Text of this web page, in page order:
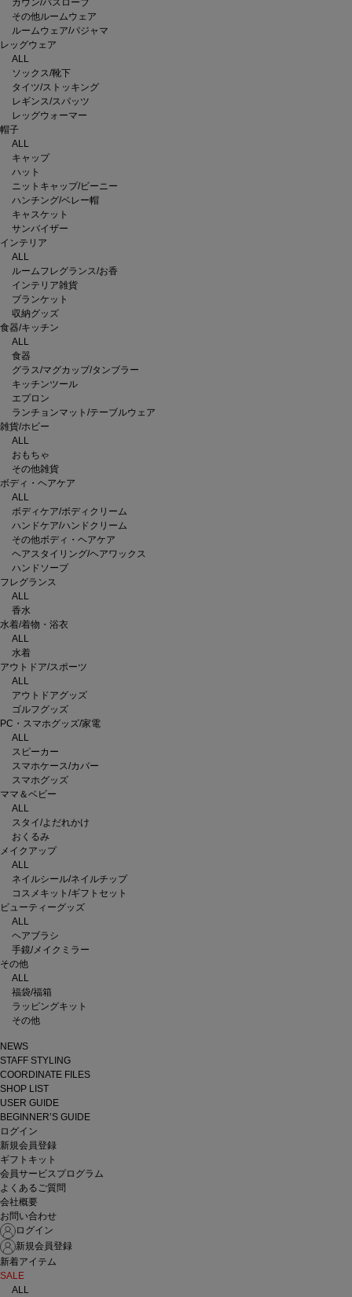
ガウン/バスローブ
その他ルームウェア
ルームウェア/パジャマ
レッグウェア
ALL
ソックス/靴下
タイツ/ストッキング
レギンス/スパッツ
レッグウォーマー
帽子
ALL
キャップ
ハット
ニットキャップ/ビーニー
ハンチング/ベレー帽
キャスケット
サンバイザー
インテリア
ALL
ルームフレグランス/お香
インテリア雑貨
ブランケット
収納グッズ
食器/キッチン
ALL
食器
グラス/マグカップ/タンブラー
キッチンツール
エプロン
ランチョンマット/テーブルウェア
雑貨/ホビー
ALL
おもちゃ
その他雑貨
ボディ・ヘアケア
ALL
ボディケア/ボディクリーム
ハンドケア/ハンドクリーム
その他ボディ・ヘアケア
ヘアスタイリング/ヘアワックス
ハンドソープ
フレグランス
ALL
香水
水着/着物・浴衣
ALL
水着
アウトドア/スポーツ
ALL
アウトドアグッズ
ゴルフグッズ
PC・スマホグッズ/家電
ALL
スピーカー
スマホケース/カバー
スマホグッズ
ママ＆ベビー
ALL
スタイ/よだれかけ
おくるみ
メイクアップ
ALL
ネイルシール/ネイルチップ
コスメキット/ギフトセット
ビューティーグッズ
ALL
ヘアブラシ
手鏡/メイクミラー
その他
ALL
福袋/福箱
ラッピングキット
その他
NEWS
STAFF STYLING
COORDINATE FILES
SHOP LIST
USER GUIDE
BEGINNER’S GUIDE
ログイン
新規会員登録
ギフトキット
会員サービスプログラム
よくあるご質問
会社概要
お問い合わせ
ログイン
新規会員登録
新着アイテム
SALE
ALL